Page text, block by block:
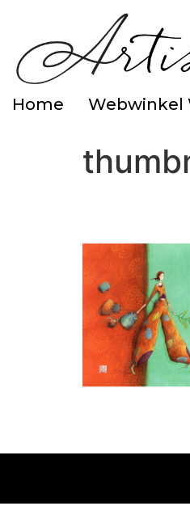
Home Webwinkel